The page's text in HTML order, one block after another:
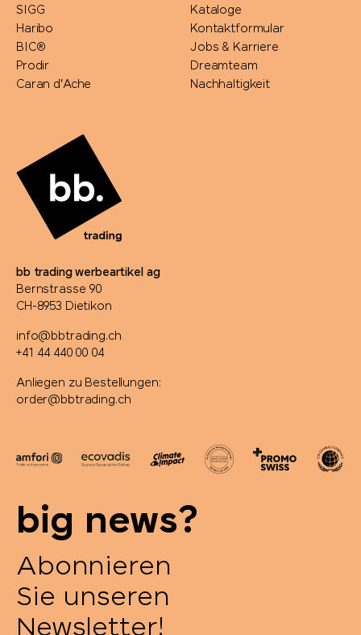
SIGG
Haribo
BIC®
Prodir
Caran d'Ache
Kataloge
Kontaktformular
Jobs & Karriere
Dreamteam
Nachhaltigkeit
bb trading werbeartikel ag
Bernstrasse 90
CH-8953 Dietikon
info@bbtrading.ch
+41 44 440 00 04
Anliegen zu Bestellungen:
order@bbtrading.ch
big news?
Abonnieren
Sie unseren